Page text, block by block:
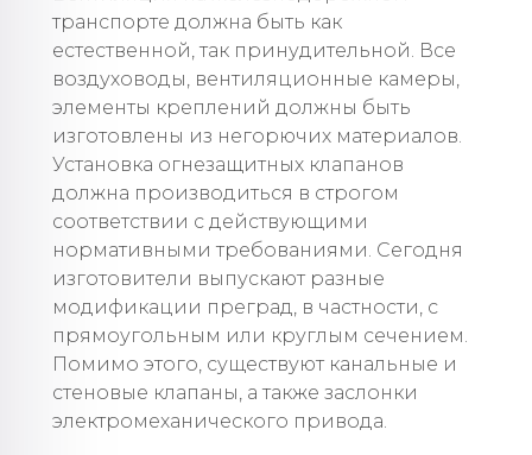
транспорте должна быть как
естественной, так принудительной. Все
воздуховоды, вентиляционные камеры,
элементы креплений должны быть
изготовлены из негорючих материалов.
Установка огнезащитных клапанов
должна производиться в строгом
соответствии с действующими
нормативными требованиями. Сегодня
изготовители выпускают разные
модификации преград, в частности, с
прямоугольным или круглым сечением.
Помимо этого, существуют канальные и
стеновые клапаны, а также заслонки
электромеханического привода.